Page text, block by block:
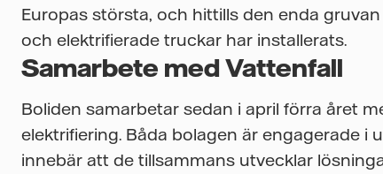
Europas största, och hittills den enda
och elektrifierade truckar har installerats.
Samarbete med Vattenfall
Boliden samarbetar sedan i april förra året
elektrifiering. Båda bolagen är engagerade i
innebär att de tillsammans utvecklar